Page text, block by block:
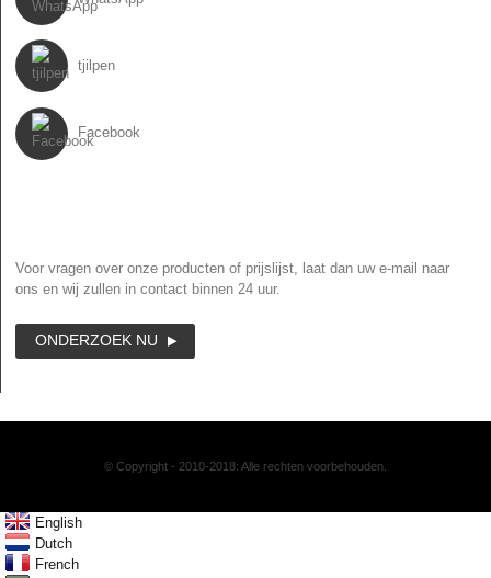
tjilpen
Facebook
Voor vragen over onze producten of prijslijst, laat dan uw e-mail naar
ons en wij zullen in contact binnen 24 uur.
ONDERZOEK NU
© Copyright - 2010-2018: Alle rechten voorbehouden.
English
Dutch
French